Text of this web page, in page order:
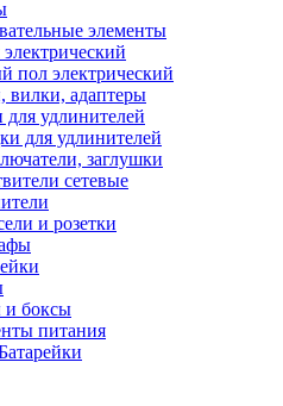
элементы
пол электрический
вилки, адаптеры
удлинителей
для удлинителей
заглушки
сетевые
и розетки
боксы
питания